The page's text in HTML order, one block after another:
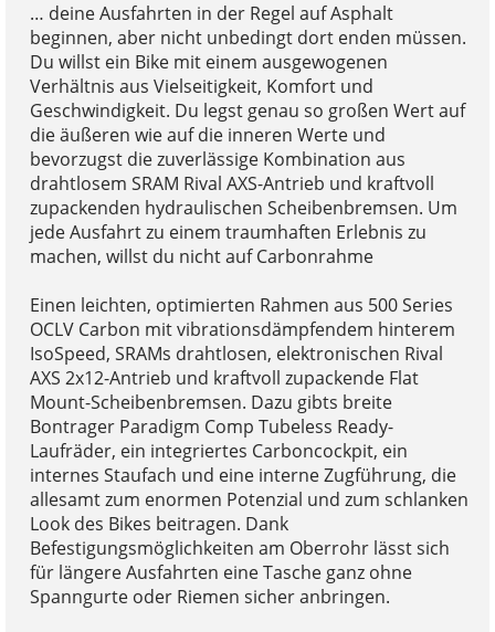
… deine Ausfahrten in der Regel auf Asphalt
beginnen, aber nicht unbedingt dort enden müssen.
Du willst ein Bike mit einem ausgewogenen
Verhältnis aus Vielseitigkeit, Komfort und
Geschwindigkeit. Du legst genau so großen Wert auf
die äußeren wie auf die inneren Werte und
bevorzugst die zuverlässige Kombination aus
drahtlosem SRAM Rival AXS-Antrieb und kraftvoll
zupackenden hydraulischen Scheibenbremsen. Um
jede Ausfahrt zu einem traumhaften Erlebnis zu
machen, willst du nicht auf Carbonrahme
Einen leichten, optimierten Rahmen aus 500 Series
OCLV Carbon mit vibrationsdämpfendem hinterem
IsoSpeed, SRAMs drahtlosen, elektronischen Rival
AXS 2x12-Antrieb und kraftvoll zupackende Flat
Mount-Scheibenbremsen. Dazu gibts breite
Bontrager Paradigm Comp Tubeless Ready-
Laufräder, ein integriertes Carboncockpit, ein
internes Staufach und eine interne Zugführung, die
allesamt zum enormen Potenzial und zum schlanken
Look des Bikes beitragen. Dank
Befestigungsmöglichkeiten am Oberrohr lässt sich
für längere Ausfahrten eine Tasche ganz ohne
Spanngurte oder Riemen sicher anbringen.